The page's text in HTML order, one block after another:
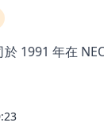
1991 年在